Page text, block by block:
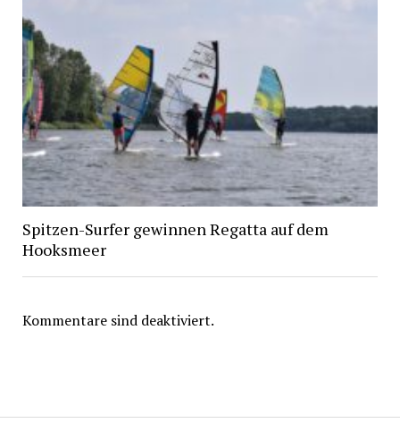
Spitzen-Surfer gewinnen Regatta auf dem
Hooksmeer
Kommentare sind deaktiviert.